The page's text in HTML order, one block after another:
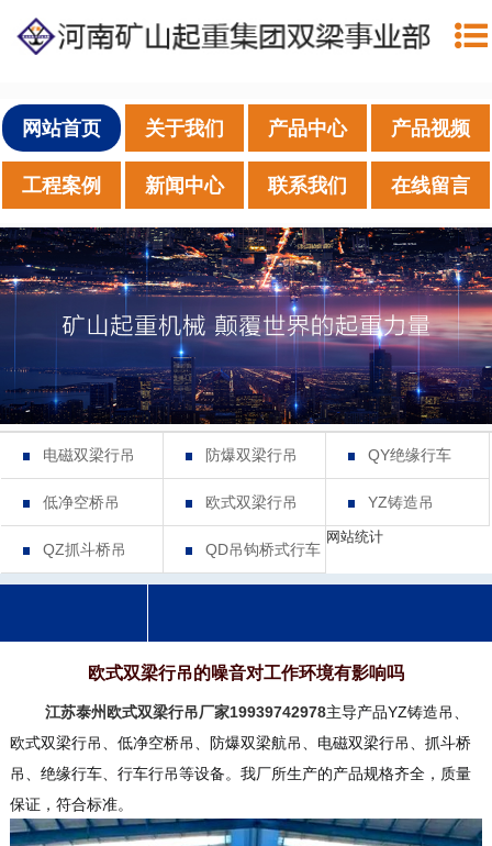
网站首页 关于我们 产品中心 产品视频
工程案例 新闻中心 联系我们 在线留言
电磁双梁行吊 防爆双梁行吊 QY绝缘行车
低净空桥吊 欧式双梁行吊 YZ铸造吊
QZ抓斗桥吊 QD吊钩桥式行车
欧式双梁行吊的噪音对工作环境有影响吗
江苏泰州欧式双梁行吊厂家19939742978主导产品YZ铸造吊、
欧式双梁行吊、低净空桥吊、防爆双梁航吊、电磁双梁行吊、抓斗桥
吊、绝缘行车、行车行吊等设备。我厂所生产的产品规格齐全，质量
保证，符合标准。
网站统计